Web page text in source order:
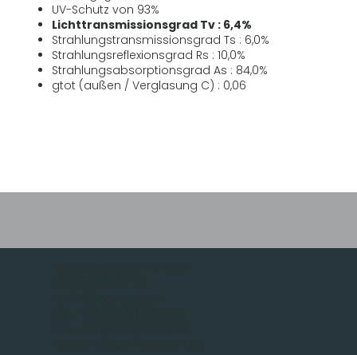
UV-Schutz von 93%
Lichttransmissionsgrad Tv : 6,4%
Strahlungstransmissionsgrad Ts : 6,0%
Strahlungsreflexionsgrad Rs : 10,0%
Strahlungsabsorptionsgrad As : 84,0%
gtot (außen / Verglasung C) : 0,06